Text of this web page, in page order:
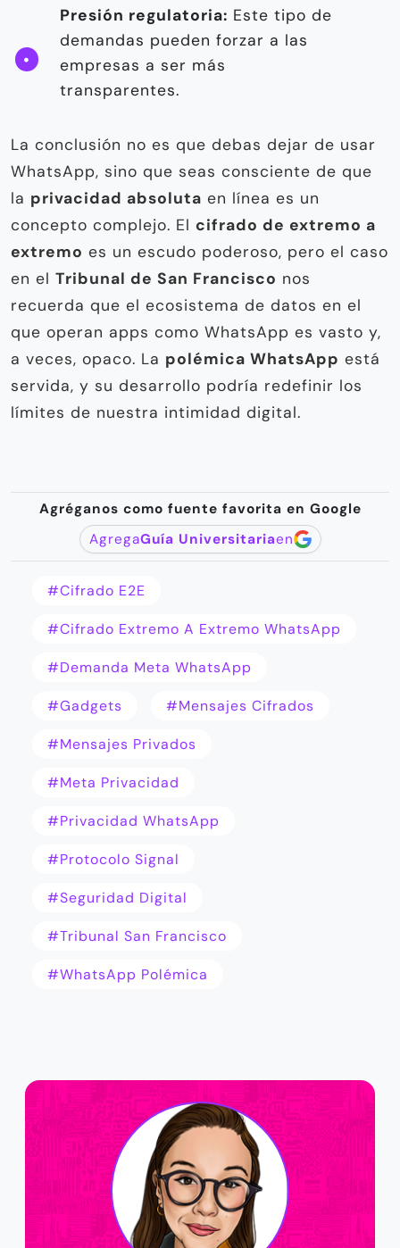
Presión regulatoria: Este tipo de
demandas pueden forzar a las
empresas a ser más
transparentes.
La conclusión no es que debas dejar de usar
WhatsApp, sino que seas consciente de que
la privacidad absoluta en línea es un
concepto complejo. El cifrado de extremo a
extremo es un escudo poderoso, pero el caso
en el Tribunal de San Francisco nos
recuerda que el ecosistema de datos en el
que operan apps como WhatsApp es vasto y,
a veces, opaco. La polémica WhatsApp está
servida, y su desarrollo podría redefinir los
límites de nuestra intimidad digital.
Agréganos como fuente favorita en Google
AgregaGuía Universitariaen
#cifrado E2E
#cifrado Extremo A Extremo WhatsApp
#demanda Meta WhatsApp
#gadgets #mensajes Cifrados
#Mensajes Privados
#Meta Privacidad
#Privacidad WhatsApp
#protocolo Signal
#Seguridad Digital
#tribunal San Francisco
#WhatsApp Polémica